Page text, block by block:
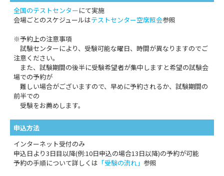
全国のテストセンターにて実施
会場ごとのスケジュールはテストセンター空席照会参照
※予約上の注意事項
試験センターにより、受験可能な曜日、時間が異なりますのでご
注意ください。
また、試験期間の後半に受験希望者が集中しますと希望の試験会
場での予約が
難しい場合がございますので、早めに予約されるか、試験期間の
前半での
受験をお薦めします。
申込方法
インターネット受付のみ
申込日より3日目以降(例:10日申込の場合13日以降)の予約が可能
予約の手順について詳しくは 「受験の流れ」 参照